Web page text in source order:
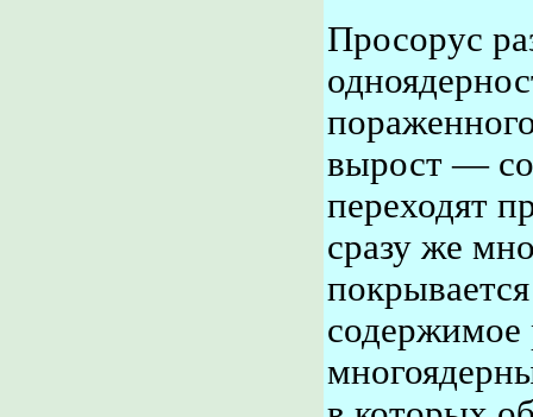
Просорус
вырост —
переходят
сразу же
содержимое